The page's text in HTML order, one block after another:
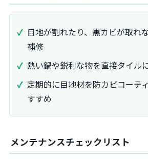
目地が割れたり、黒カビが取れ
補修
熱い鍋や鋭利な物を直接タイル
定期的に目地材を防カビコーテ
すすめ
メンテナンスチェックリスト